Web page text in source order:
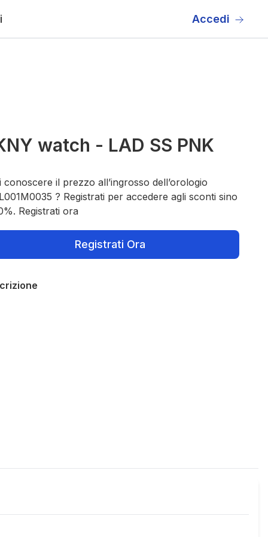
Accedi
watch - LAD SS PNK
conoscere il prezzo all’ingrosso dell’orologio
? Registrati per accedere agli sconti sino
Registrati ora
Registrati Ora